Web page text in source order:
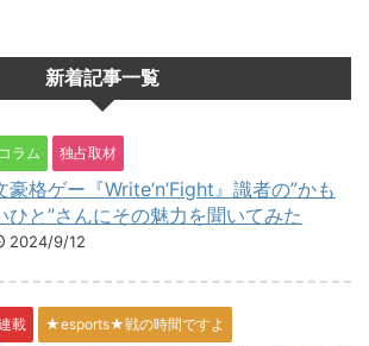
新着記事一覧
コラム 独占取材
豪格ゲー『Write’n’Fight』識者の”かも
ひと”さんにその魅力を聞いてみた
2024/9/12
載 ★esports★戦の時間ですよ